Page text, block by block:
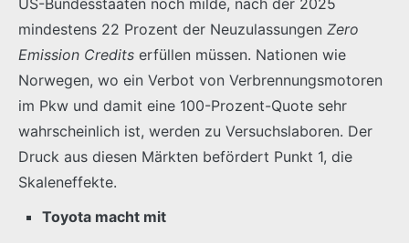
mindestens 22 Prozent der Neuzulassungen Zero
Emission Credits erfüllen müssen. Nationen wie
Norwegen, wo ein Verbot von Verbrennungsmotoren
im Pkw und damit eine 100-Prozent-Quote sehr
wahrscheinlich ist, werden zu Versuchslaboren. Der
Druck aus diesen Märkten befördert Punkt 1, die
Skaleneffekte.
Toyota macht mit